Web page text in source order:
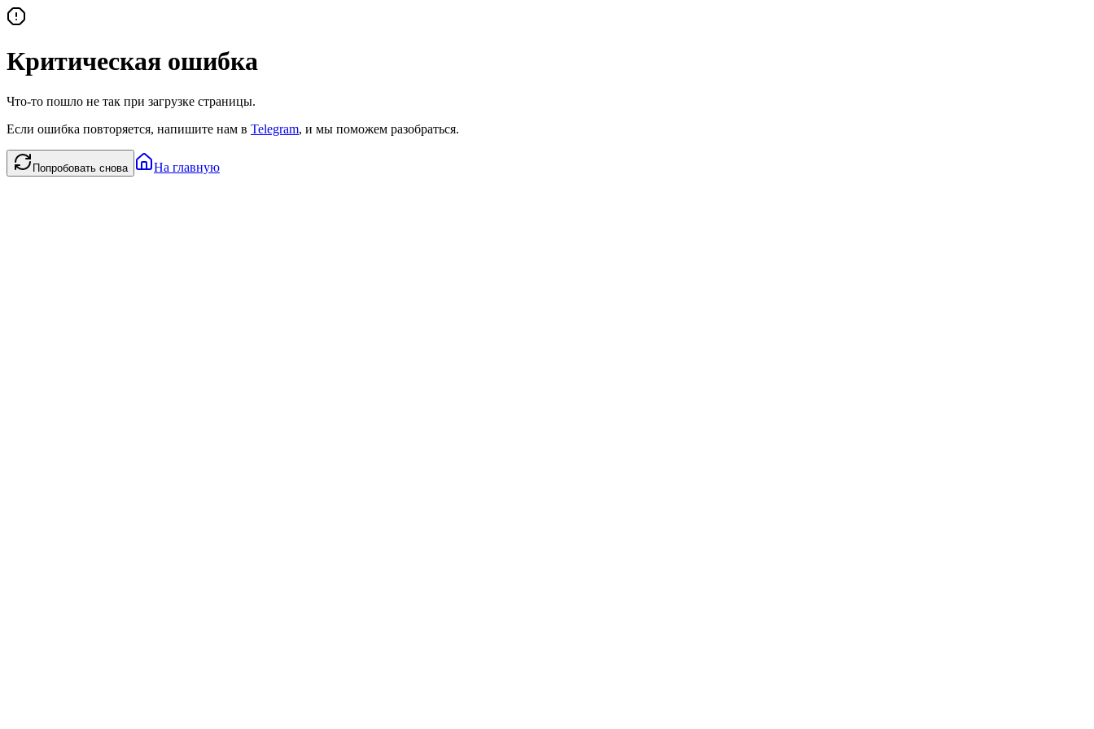
Критическая ошибка
Что-то пошло не так при загрузке страницы.
Если ошибка повторяется, напишите нам в Telegram, и мы поможем разобраться.
Попробовать снова На главную